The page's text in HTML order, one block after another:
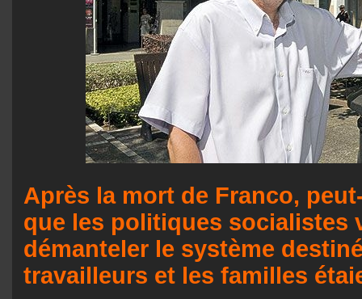
Après la mort de Franco,
que les politiques socialistes
démanteler le système
travailleurs et les familles